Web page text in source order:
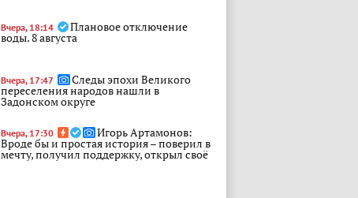
Вчера, 18:14 Плановое отключение
воды. 8 августа
Вчера, 17:47 Следы эпохи Великого
переселения народов нашли в
Задонском округе
Вчера, 17:30 Игорь Артамонов:
Вроде бы и простая история – поверил в
мечту, получил поддержку, открыл своё